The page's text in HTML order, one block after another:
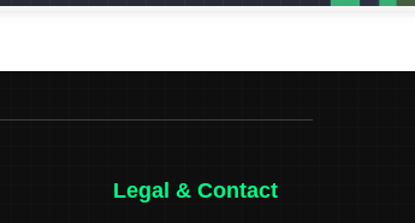
Legal & Contact